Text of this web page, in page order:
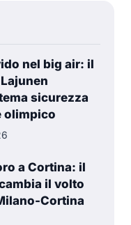
nel big air: il
sicurezza
olimpico
a Cortina: il
il volto
Cortina